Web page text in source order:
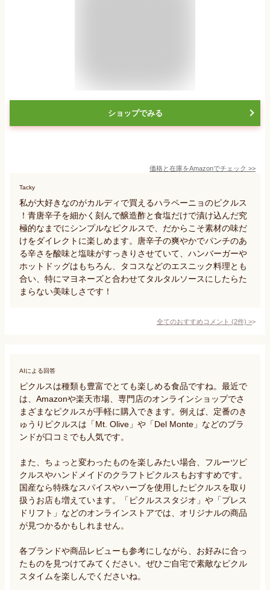
ショップでみる
価格と在庫をAmazonでチェック >>
Tacky
私が大好きなのがカルディで買えるハラペーニョのピクルス
！青唐辛子を細かく刻んで醸造酢と食塩だけで漬け込んだ究
極的なまでにシンプルなピクルスで、だからこそ素材の味だ
けをダイレクトに楽しめます。唐辛子の爽やかでパンチのあ
る辛さを酸味と塩味がすっきりさせていて、ハンバーガーや
ホットドッグはもちろん、タコスなどのエスニック料理とも
合い、特にマヨネーズと合わせてタルタルソースにしたらた
まらない美味しさです！
全てのおすすめコメント (2件) >
AIによる回答
ピクルスは種類も豊富でとても楽しめる食品ですね。最近で
は、Amazonや楽天市場、専門店のオンラインショップでさ
まざまなピクルスが手軽に購入できます。例えば、定番のき
ゅうりピクルスは「Mt. Olive」や「Del Monte」などのブラ
ンドが口コミでも人気です。
また、ちょっと変わったものを楽しみたい場合、フルーツピ
クルスやハンドメイドのクラフトピクルスもおすすめです。
国産なら特殊なスパイスやハーブを使用したピクルスを取り
扱うお店も増えています。「ピクルススタジオ」や「プレス
ドリフト」などのオンラインストアでは、オリジナルの商品
が見つかるかもしれません。
各ブランドや商品レビューも参考にしながら、お好みに合っ
たものを見つけてみてください。ぜひご自宅で素敵なピクル
スタイムを楽しんでくださいね。